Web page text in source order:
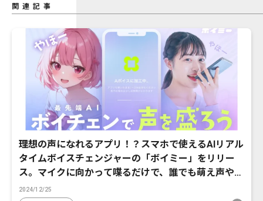
関連記事
理想の声になれるアプリ！？スマホで使えるAIリアル
タイムボイスチェンジャーの「ボイミー」をリリー
ス。マイクに向かって喋るだけで、誰でも萌え声やイ
ケボ風に音声変換が可能に。
2024/12/25